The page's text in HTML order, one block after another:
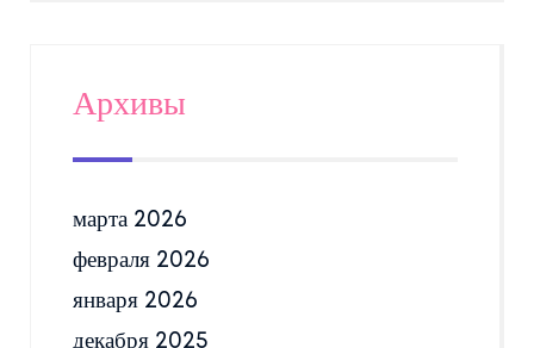
Архивы
марта 2026
февраля 2026
января 2026
декабря 2025